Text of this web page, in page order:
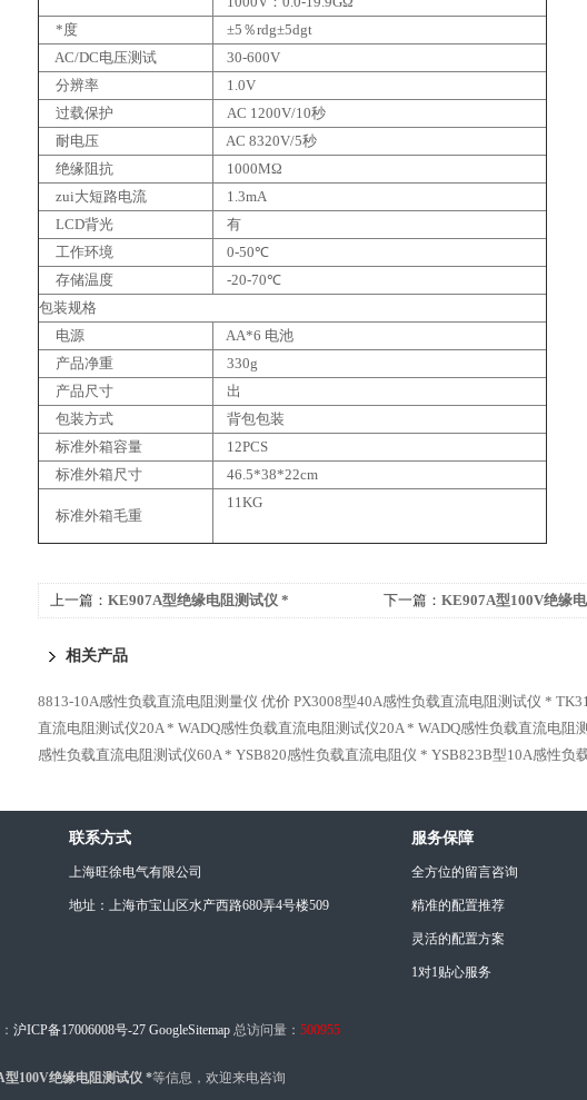
*度
±5％rdg±5dgt
AC/DC电压测试
30-600V
分辨率
1.0V
过载保护
AC 1200V/10秒
耐电压
AC 8320V/5秒
绝缘阻抗
1000MΩ
zui大短路电流
1.3mA
LCD背光
有
工作环境
0-50℃
存储温度
-20-70℃
包装规格
电源
AA*6 电池
产品净重
330g
产品尺寸
出
包装方式
背包包装
标准外箱容量
12PCS
标准外箱尺寸
46.5*38*22cm
标准外箱毛重
11KG
上一篇： KE907A型绝缘电阻测试仪 * 下一篇： KE907A型100V绝缘
相关产品
8813-10A感性负载直流电阻测量仪 优价 PX3008型40A感性负载直流电阻测试仪 *
直流电阻测试仪20A * WADQ感性负载直流电阻测试仪20A * WADQ感性负载直流电阻
感性负载直流电阻测试仪60A * YSB820感性负载直流电阻仪 * YSB823B型10A感性负
联系方式
上海旺徐电气有限公司
地址：上海市宝山区水产西路680弄4号楼509
服务保障
全方位的留言咨询
精准的配置推荐
灵活的配置方案
1对1贴心服务
沪ICP备17006008号-27 GoogleSitemap 总访问量： 500955
型100V绝缘电阻测试仪 *等信息，欢迎来电咨询